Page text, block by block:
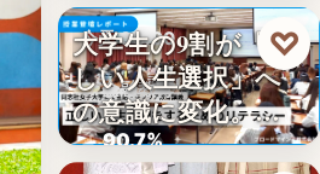
今天 03:00
金融教育
90.7%
大学生の9割が「正
しい人生選択」へ
の意識に変化。ブ
ロード…
♡